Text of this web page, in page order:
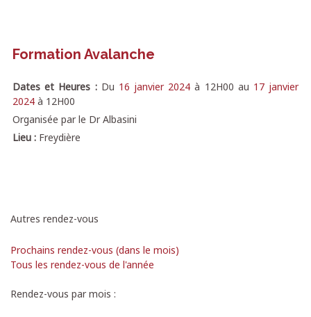
Formation Avalanche
Dates et Heures : Du 16 janvier 2024 à 12H00 au 17 janvier
2024 à 12H00
Organisée par le Dr Albasini
Lieu : Freydière
Autres rendez-vous
Prochains rendez-vous (dans le mois)
Tous les rendez-vous de l'année
Rendez-vous par mois :